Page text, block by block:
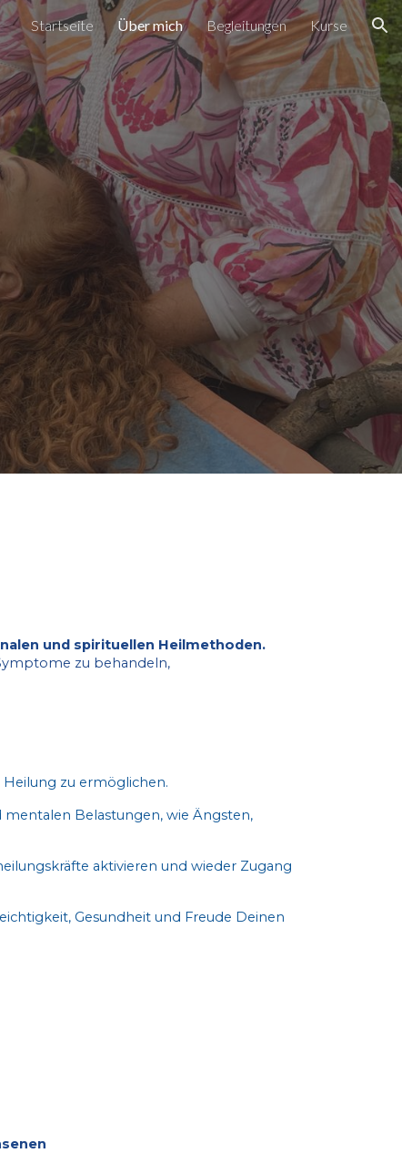
Startseite Über mich Begleitungen Kurse
und spirituellen Heilmethoden.
nicht nur Symptome zu behandeln,
zu ermöglichen.
Belastungen, wie Ängsten,
aktivieren und wieder Zugang
Gesundheit und Freude Deinen